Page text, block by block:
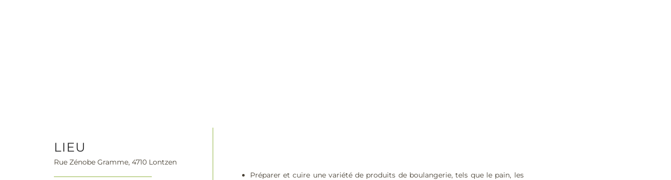
LIEU
Rue Zénobe Gramme, 4710 Lontzen
Préparer et cuire une variété de produits de boulangerie, tels que le pain, les